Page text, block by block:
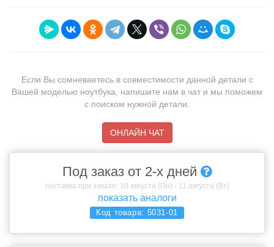
Если Вы сомневаетесь в совместимости данной детали с
Вашей моделью ноутбука, напишите нам в чат и мы поможем
с поиском нужной детали.
ОНЛАЙН ЧАТ
Под заказ от 2-х дней
поставка при заказе: 10 августа (Пн) - 11 августа (Вт)
показать аналоги
Код товара: 5031-01